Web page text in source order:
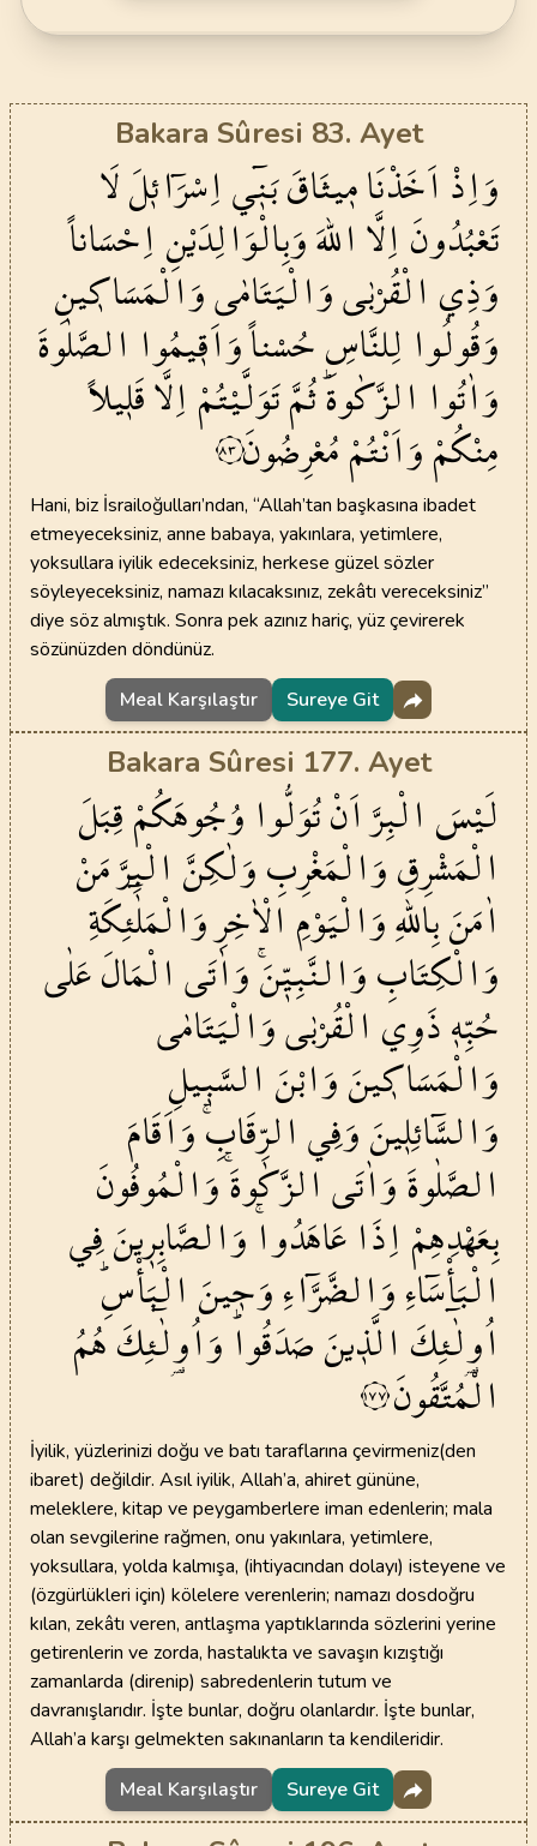
Bakara Sûresi 83. Ayet
وَاِذْ اَخَذْنَام۪يثَاقَبَن۪ٓياِسْرَٓائ۪لَلَا
تَعْبُدُونَاِلَّااللّٰهَوَبِالْوَالِدَيْنِاِحْسَاناً
وَذِيالْقُرْبٰىوَالْيَتَامٰىوَالْمَسَاك۪ينِ
وَقُولُوا لِلنَّاسِحُسْناًوَاَق۪يمُوا الصَّلٰوةَ
وَاٰتُوا الزَّكٰوةَۜثُمَّتَوَلَّيْتُمْاِلَّاقَل۪يلاً
مِنْكُمْوَاَنْتُمْمُعْرِضُونَ٨٣
Hani, biz İsrailoğulları’ndan, “Allah’tan başkasına ibadet
etmeyeceksiniz, anne babaya, yakınlara, yetimlere,
yoksullara iyilik edeceksiniz, herkese güzel sözler
söyleyeceksiniz, namazı kılacaksınız, zekâtı vereceksiniz”
diye söz almıştık. Sonra pek azınız hariç, yüz çevirerek
sözünüzden döndünüz.
Meal Karşılaştır
Sureye Git
Bakara Sûresi 177. Ayet
لَيْسَ الْبِرَّاَنْتُوَلُّوا وُجُوهَكُمْقِبَلَ
الْمَشْرِقِوَالْمَغْرِبِوَلٰكِنَّ الْبِرَّمَنْ
اٰمَنَبِاللّٰهِوَالْيَوْمِالْاٰخِرِوَالْمَلٰٓئِكَةِ
وَالْكِتَابِوَالنَّبِيّ۪نَۚوَاٰتَىالْمَالَعَلٰى
حُبِّه۪ذَوِيالْقُرْبٰىوَالْيَتَامٰى
وَالْمَسَاك۪ينَوَابْنَ السَّب۪يلِ
وَالسَّٓائِل۪ينَوَفِيالرِّقَابِۚوَاَقَامَ
الصَّلٰوةَوَاٰتَىالزَّكٰوةَۚوَالْمُوفُونَ
بِعَهْدِهِمْاِذَاعَاهَدُواۚوَالصَّابِر۪ينَفِي
الْبَأْسَٓاءِوَالضَّرَّٓاءِوَح۪ينَ الْبَأْسِۜ
اُو۬لٰٓئِكَ الَّذ۪ينَصَدَقُواۜوَاُو۬لٰٓئِكَهُمُ
الْمُتَّقُونَ١٧٧
İyilik, yüzlerinizi doğu ve batı taraflarına çevirmeniz(den
ibaret) değildir. Asıl iyilik, Allah’a, ahiret gününe,
meleklere, kitap ve peygamberlere iman edenlerin; mala
olan sevgilerine rağmen, onu yakınlara, yetimlere,
yoksullara, yolda kalmışa, (ihtiyacından dolayı) isteyene ve
(özgürlükleri için) kölelere verenlerin; namazı dosdoğru
kılan, zekâtı veren, antlaşma yaptıklarında sözlerini yerine
getirenlerin ve zorda, hastalıkta ve savaşın kızıştığı
zamanlarda (direnip) sabredenlerin tutum ve
davranışlarıdır. İşte bunlar, doğru olanlardır. İşte bunlar,
Allah’a karşı gelmekten sakınanların ta kendileridir.
Meal Karşılaştır
Sureye Git